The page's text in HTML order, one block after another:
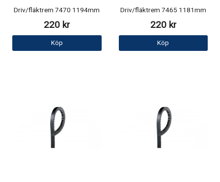
Driv/fläktrem 7470 1194mm
220 kr
Köp
Driv/fläktrem 7465 1181mm
220 kr
Köp